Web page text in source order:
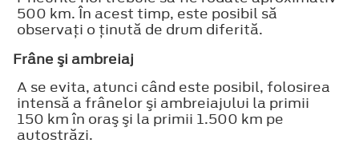
500 km. În acest timp, este posibil să
observaţi o ţinută de drum diferită.
Frâne şi ambreiaj
A se evita, atunci când este posibil, folosirea
intensă a frânelor şi ambreiajului la primii
150 km în oraş şi la primii 1.500 km pe
autostrăzi.